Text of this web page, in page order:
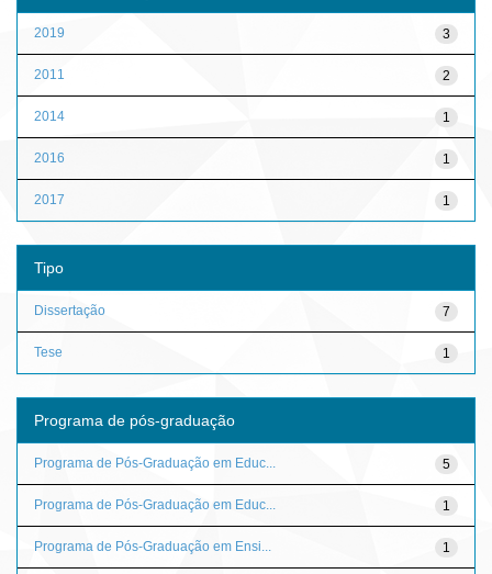
3
2019
2
2011
1
2014
1
2016
1
2017
Tipo
7
Dissertação
1
Tese
Programa de pós-graduação
5
Programa de Pós-Graduação em Educ...
1
Programa de Pós-Graduação em Educ...
1
Programa de Pós-Graduação em Ensi...